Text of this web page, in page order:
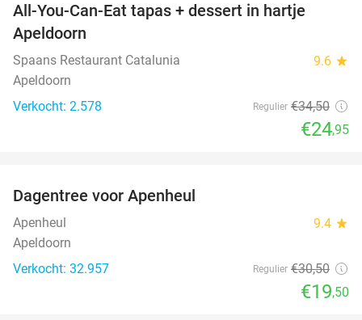
All-You-Can-Eat tapas + dessert in hartje
Apeldoorn
Spaans Restaurant Catalunia 9.6 star
Apeldoorn
Verkocht: 2.578
Regulier €34,50
€24,95
Dagentree voor Apenheul
Apenheul 9.4 star
Apeldoorn
Verkocht: 32.957
Regulier €30,50
€19,50